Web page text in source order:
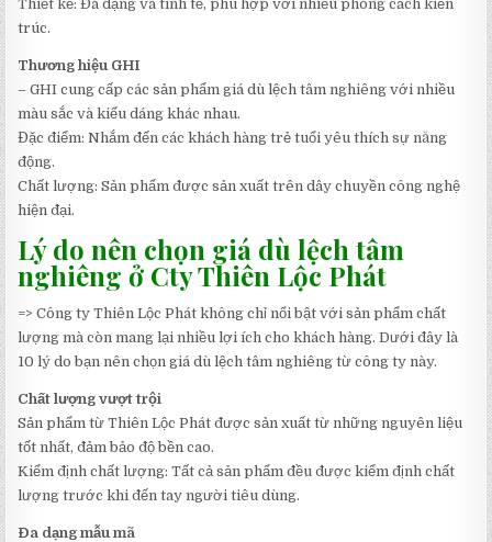
Thiết kế: Đa dạng và tinh tế, phù hợp với nhiều phong cách kiến
trúc.
Thương hiệu GHI
– GHI cung cấp các sản phẩm giá dù lệch tâm nghiêng với nhiều
màu sắc và kiểu dáng khác nhau.
Đặc điểm: Nhắm đến các khách hàng trẻ tuổi yêu thích sự năng
động.
Chất lượng: Sản phẩm được sản xuất trên dây chuyền công nghệ
hiện đại.
Lý do nên chọn giá dù lệch tâm
nghiêng ở Cty Thiên Lộc Phát
=> Công ty Thiên Lộc Phát không chỉ nổi bật với sản phẩm chất
lượng mà còn mang lại nhiều lợi ích cho khách hàng. Dưới đây là
10 lý do bạn nên chọn giá dù lệch tâm nghiêng từ công ty này.
Chất lượng vượt trội
Sản phẩm từ Thiên Lộc Phát được sản xuất từ những nguyên liệu
tốt nhất, đảm bảo độ bền cao.
Kiểm định chất lượng: Tất cả sản phẩm đều được kiểm định chất
lượng trước khi đến tay người tiêu dùng.
Đa dạng mẫu mã